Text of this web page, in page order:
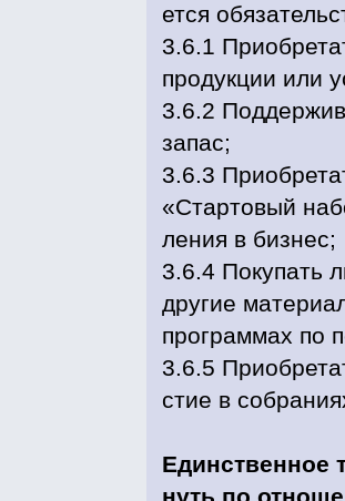
ет­ся
3.6.1
про­дук­ции или
3.6.2
за­пас;
3.6.3
«Стартовый
ле­ния в биз­нес;
3.6.4 По­ку­пать
дру­гие
про­грам­мах по
3.6.5
стие в
Един­ст­вен­ное